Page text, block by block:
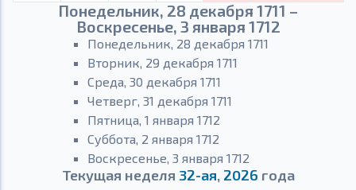
Понедельник, 28 декабря 1711 –
Воскресенье, 3 января 1712
Понедельник, 28 декабря 1711
Вторник, 29 декабря 1711
Среда, 30 декабря 1711
Четверг, 31 декабря 1711
Пятница, 1 января 1712
Суббота, 2 января 1712
Воскресенье, 3 января 1712
Текущая неделя 32-ая, 2026 года